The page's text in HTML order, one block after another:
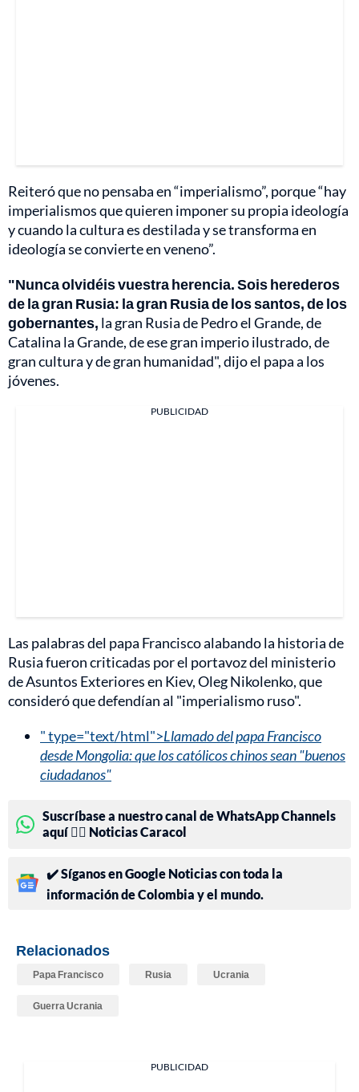
Reiteró que no pensaba en “imperialismo”, porque “hay
imperialismos que quieren imponer su propia ideología
y cuando la cultura es destilada y se transforma en
ideología se convierte en veneno”.
"Nunca olvidéis vuestra herencia. Sois herederos
de la gran Rusia: la gran Rusia de los santos, de los
gobernantes, la gran Rusia de Pedro el Grande, de
Catalina la Grande, de ese gran imperio ilustrado, de
gran cultura y de gran humanidad", dijo el papa a los
jóvenes.
PUBLICIDAD
Las palabras del papa Francisco alabando la historia de
Rusia fueron criticadas por el portavoz del ministerio
de Asuntos Exteriores en Kiev, Oleg Nikolenko, que
consideró que defendían al "imperialismo ruso".
" type="text/html">Llamado del papa Francisco
desde Mongolia: que los católicos chinos sean "buenos
ciudadanos"
Suscríbase a nuestro canal de WhatsApp Channels
aquí 👉🏻 Noticias Caracol
✔️ Síganos en Google Noticias con toda la
información de Colombia y el mundo.
Relacionados
Papa Francisco Rusia Ucrania
Guerra Ucrania
PUBLICIDAD